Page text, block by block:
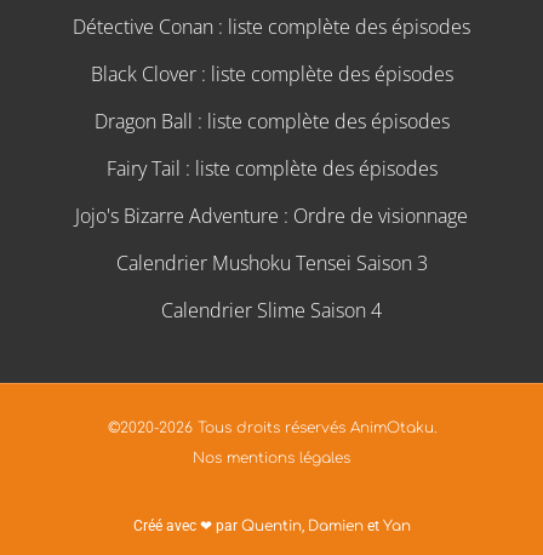
Détective Conan : liste complète des épisodes
Black Clover : liste complète des épisodes
Dragon Ball : liste complète des épisodes
Fairy Tail : liste complète des épisodes
Jojo's Bizarre Adventure : Ordre de visionnage
Calendrier Mushoku Tensei Saison 3
Calendrier Slime Saison 4
©2020-2026 Tous droits réservés AnimOtaku.
Nos mentions légales
Créé avec ❤ par Quentin, Damienet Yan